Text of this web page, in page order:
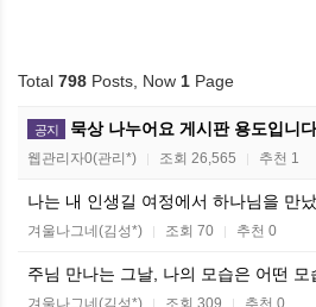
Total 798 Posts, Now 1 Page
공지 묵상 나누어요 게시판 용도입니
웹관리자0(관리*) | 조회 26,565 | 추천 1
나는 내 인생길 여정에서 하나님을 만
겨울나그네(김성*) | 조회 70 | 추천 0
주님 만나는 그날, 나의 모습은 어떤 모
겨울나그네(김성*) | 조회 309 | 추천 0